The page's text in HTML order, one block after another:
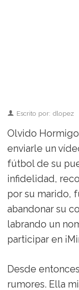
Escrito por: dlopez
Olvido
enviarle un
fútbol de su
infidelidad,
por su marido,
abandonar su
labrando un
participar en
Desde
rumores. Ella